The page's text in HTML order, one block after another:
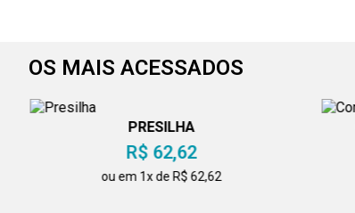
OS MAIS ACESSADOS
PRESILHA
R$ 62,62
ou em 1x de R$ 62,62